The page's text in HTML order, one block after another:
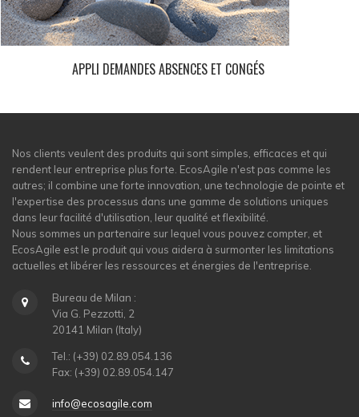
APPLI DEMANDES ABSENCES ET CONGÉS
Nos clients veulent des produits qui sont simples, efficaces et qui
rendent leur entreprise plus forte. EcosAgile n'est pas comme les
autres; il combine une forte innovation, une technologie de pointe et
l'expertise des processus dans une gamme de solutions uniques
dans leur facilité d'utilisation, leur qualité et flexibilité.
Nous sommes un partenaire sur lequel vous pouvez compter, et
EcosAgile est le produit qui vous aidera à surmonter les limitations
actuelles et libérer les ressources et énergies de l'entreprise.
Bureau de Milan :
Via G. Pezzotti, 2
20141 Milan (Italy)
Tel.: (+39) 02.89.054.136
Fax: (+39) 02.89.054.147
info@ecosagile.com